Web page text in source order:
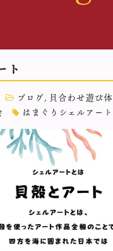
ト
ブログ, 貝合わせ遊び
はまぐりシェルアー